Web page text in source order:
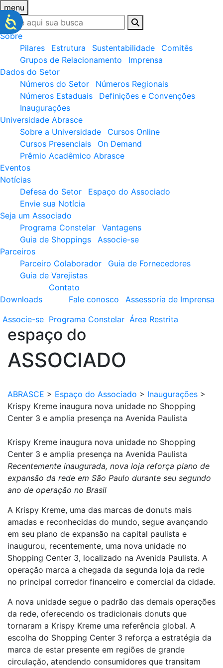
menu
Sobre
Pilares
Estrutura Sustentabilidade
Comitês
Grupos de Relacionamento
Imprensa
Dados do Setor
Números do Setor
Números Regionais
Números Estaduais
Definições e Convenções
Inaugurações
Universidade Abrasce
Sobre a Universidade
Cursos Online
Cursos Presenciais
On Demand
Prêmio Acadêmico Abrasce
Eventos
Notícias
Defesa do Setor
Espaço do Associado
Envie sua Notícia
Seja um Associado
Programa Constelar
Vantagens
Guia de Shoppings
Associe-se
Parceiros
Parceiro Colaborador
Guia de Fornecedores
Guia de Varejistas
Downloads
Contato
Fale conosco
Assessoria de Imprensa
Associe-se Programa Constelar Área Restrita
espaço do
ASSOCIADO
ABRASCE > Espaço do Associado > Inaugurações >
Krispy Kreme inaugura nova unidade no Shopping
Center 3 e amplia presença na Avenida Paulista
Krispy Kreme inaugura nova unidade no Shopping
Center 3 e amplia presença na Avenida Paulista
Recentemente inaugurada, nova loja reforça plano de
expansão da rede em São Paulo durante seu segundo
ano de operação no Brasil
A Krispy Kreme, uma das marcas de donuts mais
amadas e reconhecidas do mundo, segue avançando
em seu plano de expansão na capital paulista e
inaugurou, recentemente, uma nova unidade no
Shopping Center 3, localizado na Avenida Paulista. A
operação marca a chegada da segunda loja da rede
no principal corredor financeiro e comercial da cidade.
A nova unidade segue o padrão das demais operações
da rede, oferecendo os tradicionais donuts que
tornaram a Krispy Kreme uma referência global. A
escolha do Shopping Center 3 reforça a estratégia da
marca de estar presente em regiões de grande
circulação, atendendo consumidores que transitam